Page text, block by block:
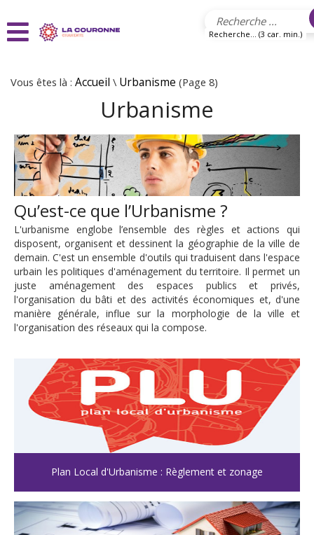
Recherche... (3 car. min.)
Vous êtes là : Accueil \ Urbanisme (Page 8)
Urbanisme
Qu’est-ce que l’Urbanisme ?
L'urbanisme englobe l’ensemble des règles et actions qui
disposent, organisent et dessinent la géographie de la ville de
demain. C'est un ensemble d'outils qui traduisent dans l'espace
urbain les politiques d'aménagement du territoire. Il permet un
juste aménagement des espaces publics et privés,
l'organisation du bâti et des activités économiques et, d'une
manière générale, influe sur la morphologie de la ville et
l'organisation des réseaux qui la compose.
Plan Local d'Urbanisme : Règlement et zonage